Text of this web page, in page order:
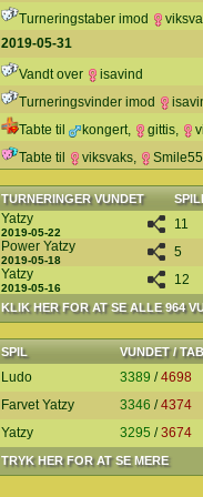
Turneringstaber imod
2019-05-31
Vandt over
isavind
Turneringsvinder imod
Tabte til
kongert, gittis,
Tabte til
viksvaks, Smile55
TURNERINGER VUNDET
KLIK HER FOR AT SE ALLE 964
Yatzy
2019-05-22
11
Power Yatzy
2019-05-18
5
Yatzy
2019-05-16
12
SPIL VUNDET /
TRYK HER FOR AT SE MERE
Ludo 3389 /4698
Farvet Yatzy
3346 /4374
Yatzy
3295 /3674